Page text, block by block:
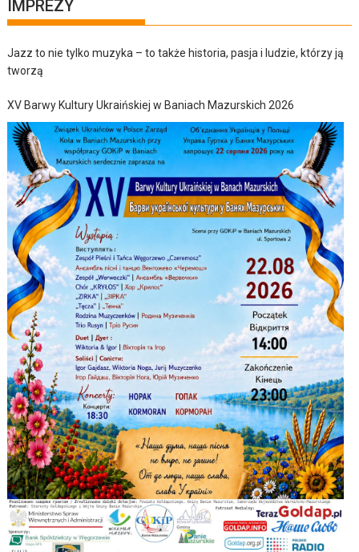
IMPREZY
Jazz to nie tylko muzyka – to także historia, pasja i ludzie, którzy ją
tworzą
XV Barwy Kultury Ukraińskiej w Baniach Mazurskich 2026